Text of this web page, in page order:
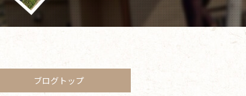
ブログトップ